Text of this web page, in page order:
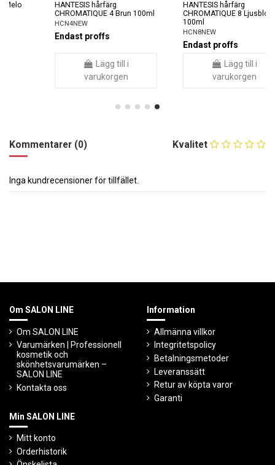
HANTESIS hårfärg
CHROMATIQUE 4 Brun 100ml
HCN4NEW
Endast proffs
Lägg till i
varukorgen
HANTESIS hårfärg
CHROMATIQUE 8 Ljusblond
Endast proffs
Lägg till i
varukorgen
Kvalitet
Kommentarer (0)
Inga kundrecensioner för tillfället.
Om SALON LINE
Om SALON LINE
Varumärken | Professionell
kosmetik och
skönhetsvarumärken –
SALON LINE
Kontakta oss
Information
Allmänna villkor
Integritetspolicy
Betalningsmetoder
Leveranssätt
Retur av köpta varor
Garanti
Min SALON LINE
Mitt konto
Orderhistorik